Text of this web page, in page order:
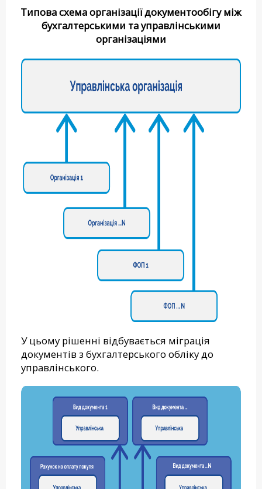
Типова схема організації документообігу між
бухгалтерськими та управлінськими
організаціями
У цьому рішенні відбувається міграція
документів з бухгалтерського обліку до
управлінського.